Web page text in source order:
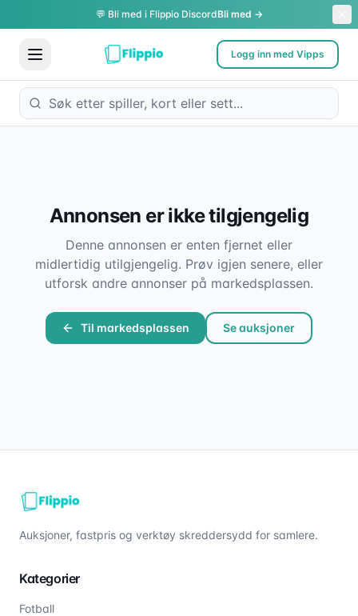
💬 Bli med i Flippio DiscordBli med →
Logg inn med Vipps
Annonsen er ikke tilgjengelig
Denne annonsen er enten fjernet eller
midlertidig utilgjengelig. Prøv igjen senere, eller
utforsk andre annonser på markedsplassen.
Til markedsplassen Se auksjoner
Auksjoner, fastpris og verktøy skreddersydd for samlere.
Kategorier
Fotball